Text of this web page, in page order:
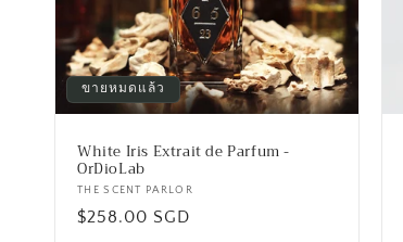
ขายหมดแล้ว
White Iris Extrait de Parfum -
OrDioLab
เวน
เด
THE SCENT PARLOR
ราคา
$258.00 SGD